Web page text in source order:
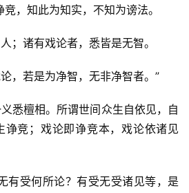
，知此为知实，不知为谤法。
；诸有戏论者，悉皆是无智。
，若是为净智，无非净智者。”
悉檀相。所谓世间众生自依见，自
诤竞；戏论即诤竞本，戏论依诸见
有受何所论？有受无受诸见等，是